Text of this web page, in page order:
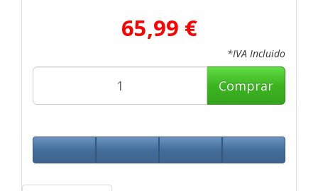
65,99 €
*IVA Incluido
Comprar